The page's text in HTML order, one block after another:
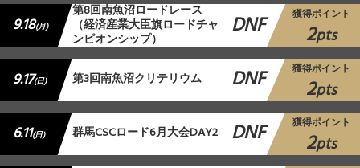
9.18(月)
第8回南魚沼ロードレース
（経済産業大臣旗ロードチャ
ンピオンシップ） DNF 獲得ポイント
2pts
9.17(日) 第3回南魚沼クリテリウム DNF 獲得ポイント
2pts
6.11(日) 群馬CSCロード6月大会DAY2 DNF 獲得ポイント
2pts